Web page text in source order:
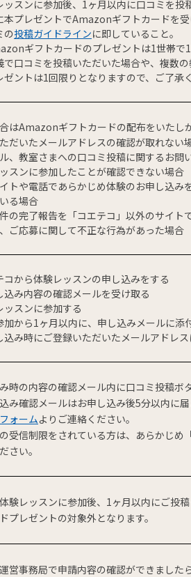
ッスンに参加後、1ヶ月以内に口コミを投
本プレゼントでAmazonギフトカードを受
の投稿ガイドラインに即していること。
ギフトカードのプレゼントは1世帯で
で口コミを投稿いただいた場合や、複数
ゼントは1回限りとなりますので、ご了承
はAmazonギフトカードの配布をいたし
だいたメールアドレスの確認が取れない
、教室さまへの口コミ投稿に関するお問
スンに参加したことが確認できない場合
トや電話であらかじめ体験のお申し込
る場合
の完了報告を「コエテコ」以外のサイト
ご応募に関して不正な行為があった場合
コから体験レッスンの申し込みをする
込み内容の確認メールを受け取る
ッスンに参加する
加から1ヶ月以内に、申し込みメールに添
込み時にご登録いただいたメールアドレ
時の内容の確認メール内に口コミ投稿ボ
み確認メールはお申し込み後5分以内に
ォームよりご連絡ください。
受信制限をされている方は、あらかじ
さい。
験レッスンに参加後、1ヶ月以内にご投
プレゼントの対象外となります。
営事務局で申請内容の確認ができまし